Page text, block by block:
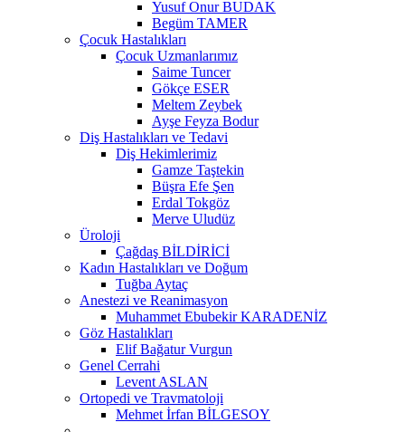
Yusuf Onur BUDAK
Begüm TAMER
Çocuk Hastalıkları
Çocuk Uzmanlarımız
Saime Tuncer
Gökçe ESER
Meltem Zeybek
Ayşe Feyza Bodur
Diş Hastalıkları ve Tedavi
Diş Hekimlerimiz
Gamze Taştekin
Büşra Efe Şen
Erdal Tokgöz
Merve Uludüz
Üroloji
Çağdaş BİLDİRİCİ
Kadın Hastalıkları ve Doğum
Tuğba Aytaç
Anestezi ve Reanimasyon
Muhammet Ebubekir KARADENİZ
Göz Hastalıkları
Elif Bağatur Vurgun
Genel Cerrahi
Levent ASLAN
Ortopedi ve Travmatoloji
Mehmet İrfan BİLGESOY